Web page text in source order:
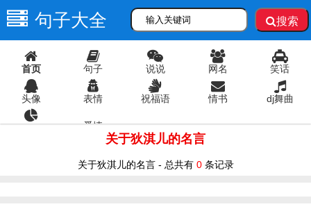
句子大全 搜索
首页 句子 说说 网名 笑话
头像 表情 祝福语 情书 dj舞曲
爱情
关于狄淇儿的名言
关于狄淇儿的名言 - 总共有 0条记录